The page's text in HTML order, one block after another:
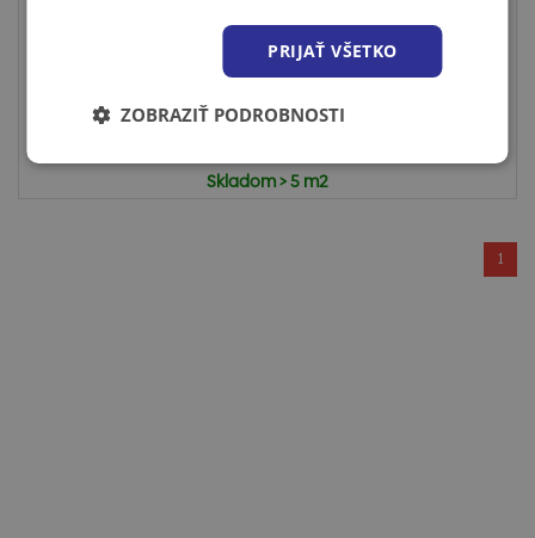
Solidlock O...
Skladom > 5 m2
1
PRIJAŤ VŠETKO
ZOBRAZIŤ PODROBNOSTI